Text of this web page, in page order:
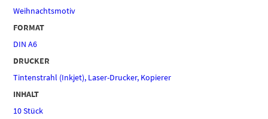
Weihnachtsmotiv
FORMAT
DIN A6
DRUCKER
Tintenstrahl (Inkjet), Laser-Drucker, Kopierer
INHALT
10 Stück